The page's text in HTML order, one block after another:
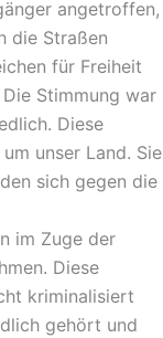
angetroffen,
die Straßen
für Freiheit
Stimmung war
Diese
unser Land. Sie
sich gegen die
im Zuge der
Diese
kriminalisiert
gehört und